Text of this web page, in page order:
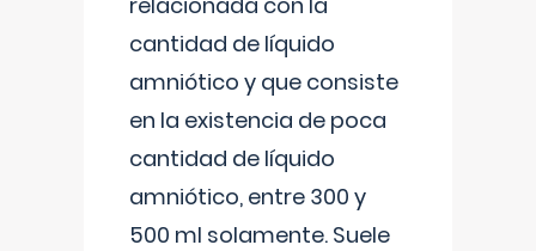
cantidad de líquido
amniótico y que consiste
en la existencia de poca
cantidad de líquido
amniótico, entre 300 y
500 ml solamente. Suele